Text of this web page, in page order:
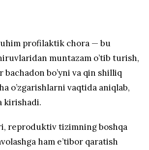
profilaktik chora — bu
muntazam o’tib turish,
bachadon bo’yni va qin shilliq
o’zgarishlarni vaqtida aniqlab,
kirishadi.
reproduktiv tizimning boshqa
ham e’tibor qaratish